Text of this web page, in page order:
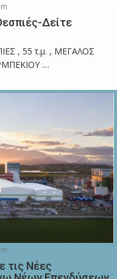
Δείτε
, 55 τ.μ. , ΜΕΓΑΛΟΣ
....
τις Νέες